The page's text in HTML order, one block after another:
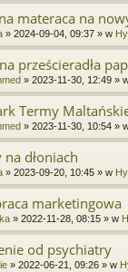
materaca na
» 2024-09-04, 09:37 » w
prześcieradła
» 2023-11-30, 12:49 »
Termy
» 2023-11-30, 10:54 »
dłoniach
» 2023-09-20, 10:45 » w
marketingowa
» 2022-11-28, 08:15 » w
od psychiatry
» 2022-06-21, 09:26 » w